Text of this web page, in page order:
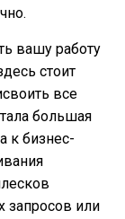
вашу работу
стоит
все
большая
к бизнес-
запросов или